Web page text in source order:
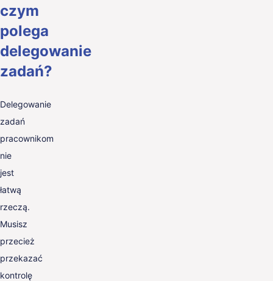
czym
polega
delegowanie
zadań?
Delegowanie
zadań
pracownikom
nie
jest
łatwą
rzeczą.
Musisz
przecież
przekazać
kontrolę